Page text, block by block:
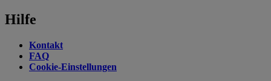
Hilfe
Kontakt
FAQ
Cookie-Einstellungen